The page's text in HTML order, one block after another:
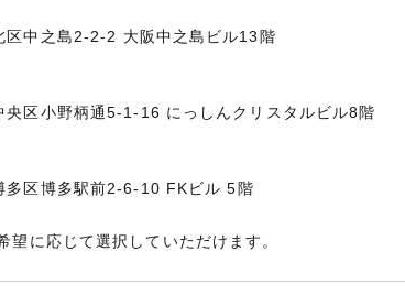
区中之島2-2-2 大阪中之島ビル13階
央区小野柄通5-1-16 にっしんクリスタルビル8階
多区博多駅前2-6-10 FKビル 5階
に応じて選択していただけます。